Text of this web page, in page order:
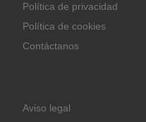
Política de privacidad
Política de cookies
Contáctanos
Aviso legal